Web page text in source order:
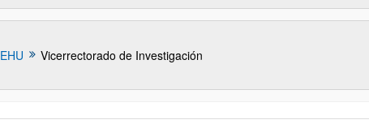
EHU Vicerrectorado de Investigación